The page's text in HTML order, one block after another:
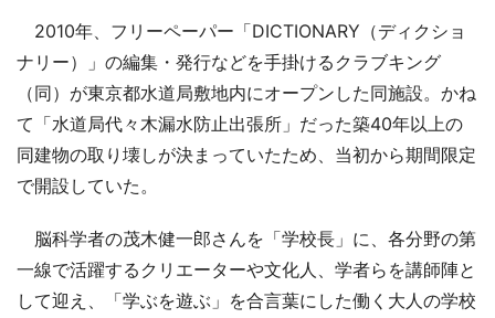
2010年、フリーペーパー「DICTIONARY（ディクショ
ナリー）」の編集・発行などを手掛けるクラブキング
（同）が東京都水道局敷地内にオープンした同施設。かね
て「水道局代々木漏水防止出張所」だった築40年以上の
同建物の取り壊しが決まっていたため、当初から期間限定
で開設していた。
脳科学者の茂木健一郎さんを「学校長」に、各分野の第
一線で活躍するクリエーターや文化人、学者らを講師陣と
して迎え、「学ぶを遊ぶ」を合言葉にした働く大人の学校